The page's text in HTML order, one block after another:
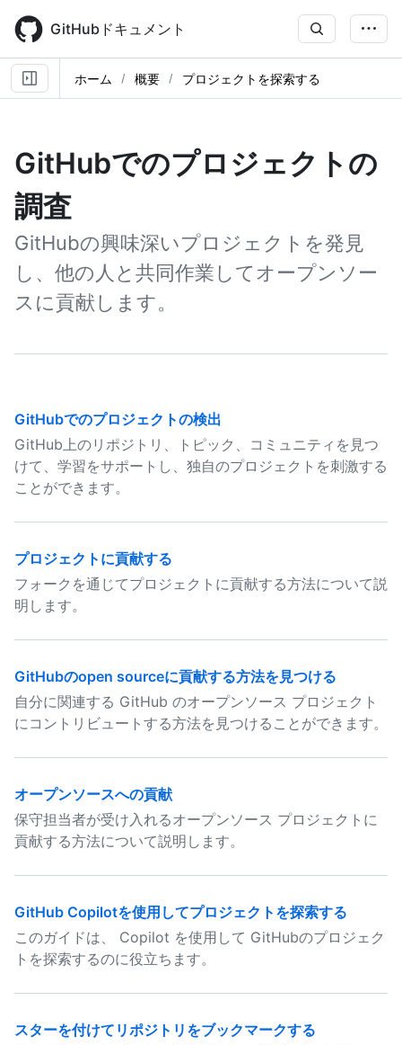
main
content
GitHubドキュメント
ホーム 概要 プロジェクトを探索する
GitHubでのプロジェクトの
調査
GitHubの興味深いプロジェクトを発見
し、他の人と共同作業してオープンソー
スに貢献します。
GitHubでのプロジェクトの検出
GitHub上のリポジトリ、トピック、コミュニティを見つ
けて、学習をサポートし、独自のプロジェクトを刺激する
ことができます。
プロジェクトに貢献する
フォークを通じてプロジェクトに貢献する方法について説
明します。
GitHubのopen sourceに貢献する方法を見つける
自分に関連する GitHub のオープンソース プロジェクト
にコントリビュートする方法を見つけることができます。
オープンソースへの貢献
保守担当者が受け入れるオープンソース プロジェクトに
貢献する方法について説明します。
GitHub Copilotを使用してプロジェクトを探索する
このガイドは、 Copilot を使用して GitHubのプロジェク
トを探索するのに役立ちます。
スターを付けてリポジトリをブックマークする